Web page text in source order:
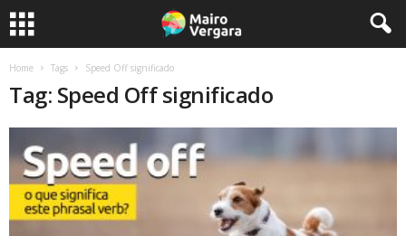
Home Tags Speed Off significado
Tag: Speed Off significado